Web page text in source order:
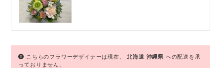
こちらのフラワーデザイナーは現在、北海道 沖縄県 への配送を承
っておりません。